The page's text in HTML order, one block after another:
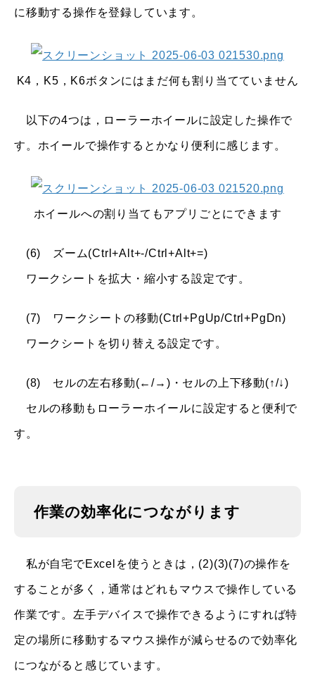
に移動する操作を登録しています。
K4，K5，K6ボタンにはまだ何も割り当てていません
以下の4つは，ローラーホイールに設定した操作で
す。ホイールで操作するとかなり便利に感じます。
ホイールへの割り当てもアプリごとにできます
(6) ズーム(Ctrl+Alt+-/Ctrl+Alt+=)
ワークシートを拡大・縮小する設定です。
(7) ワークシートの移動(Ctrl+PgUp/Ctrl+PgDn)
ワークシートを切り替える設定です。
(8) セルの左右移動(←/→)・セルの上下移動(↑/↓)
セルの移動もローラーホイールに設定すると便利で
す。
作業の効率化につながります
私が自宅でExcelを使うときは，(2)(3)(7)の操作を
することが多く，通常はどれもマウスで操作している
作業です。左手デバイスで操作できるようにすれば特
定の場所に移動するマウス操作が減らせるので効率化
につながると感じています。